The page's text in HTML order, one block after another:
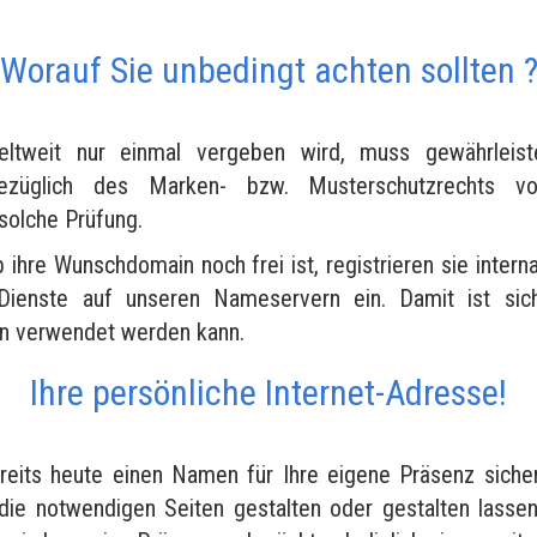
Worauf Sie unbedingt achten sollten ?
nur einmal vergeben wird, muss
des Marken- bzw. Musterschutzrechts
Prüfung.
Wunschdomain noch frei ist, registrieren sie
auf unseren Nameservern ein. Damit ist
verwendet werden kann.
Ihre persönliche Internet-Adresse!
heute einen Namen für Ihre eigene Präsenz
notwendigen Seiten gestalten oder gestalten